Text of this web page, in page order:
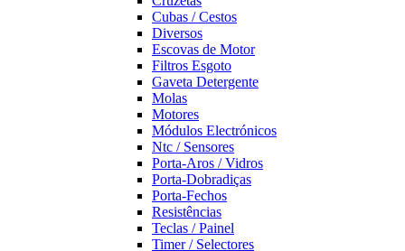
Cubas / Cestos
Diversos
Escovas de Motor
Filtros Esgoto
Gaveta Detergente
Molas
Motores
Módulos Electrónicos
Ntc / Sensores
Porta-Aros / Vidros
Porta-Dobradiças
Porta-Fechos
Resistências
Teclas / Painel
Timer / Selectores